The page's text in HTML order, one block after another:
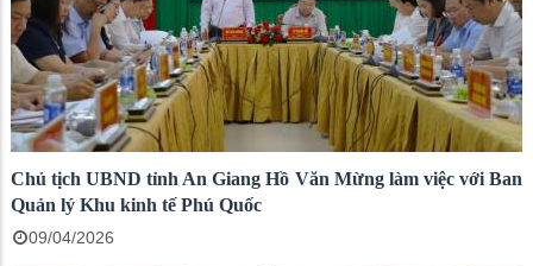
Chủ tịch UBND tỉnh An Giang Hồ Văn Mừng làm việc với Ban
Quản lý Khu kinh tế Phú Quốc
09/04/2026